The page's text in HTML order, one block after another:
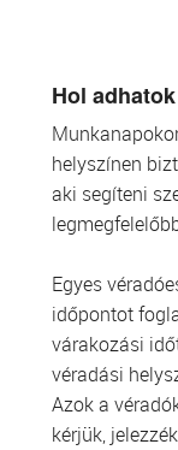
ŐSSEJT
VÁRÓLISTÁK
Hol
helyszínen
aki segíteni
Egyes
időpontot
várakozási
véradási
Azok a
kérjük,